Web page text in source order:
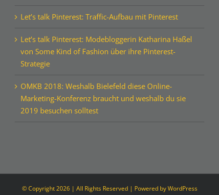
Let’s talk Pinterest: Traffic-Aufbau mit Pinterest
Let’s talk Pinterest: Modebloggerin Katharina Haßel
von Some Kind of Fashion über ihre Pinterest-
Strategie
OMKB 2018: Weshalb Bielefeld diese Online-
Marketing-Konferenz braucht und weshalb du sie
2019 besuchen solltest
© Copyright2026 | All Rights Reserved | Powered byWordPress